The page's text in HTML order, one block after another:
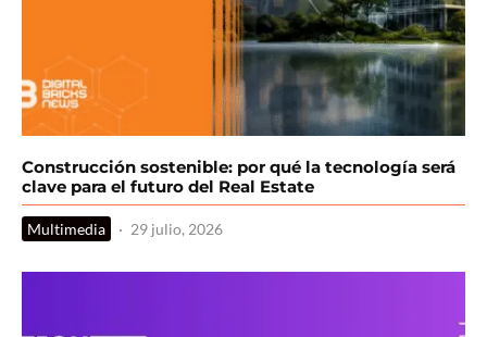
Construcción sostenible: por qué la tecnología será
clave para el futuro del Real Estate
Multimedia · 29 julio, 2026